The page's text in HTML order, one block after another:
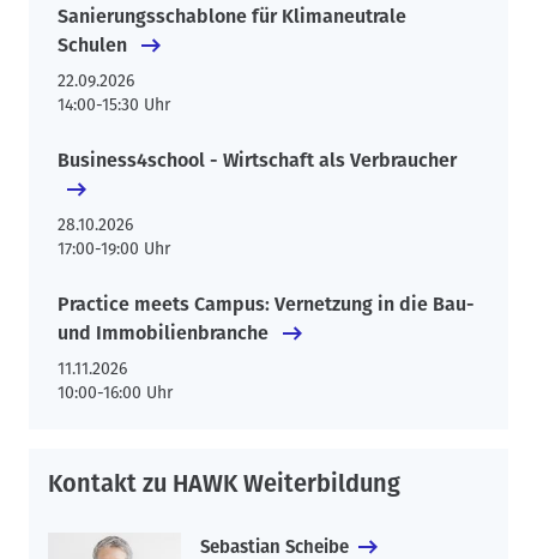
Sanierungsschablone für Klimaneutrale
Schulen
22.09.2026
14:00-15:30 Uhr
Business4school - Wirtschaft als Verbraucher
28.10.2026
17:00-19:00 Uhr
Practice meets Campus: Vernetzung in die Bau-
und Immobilienbranche
11.11.2026
10:00-16:00 Uhr
Kontakt zu HAWK Weiterbildung
Sebastian Scheibe